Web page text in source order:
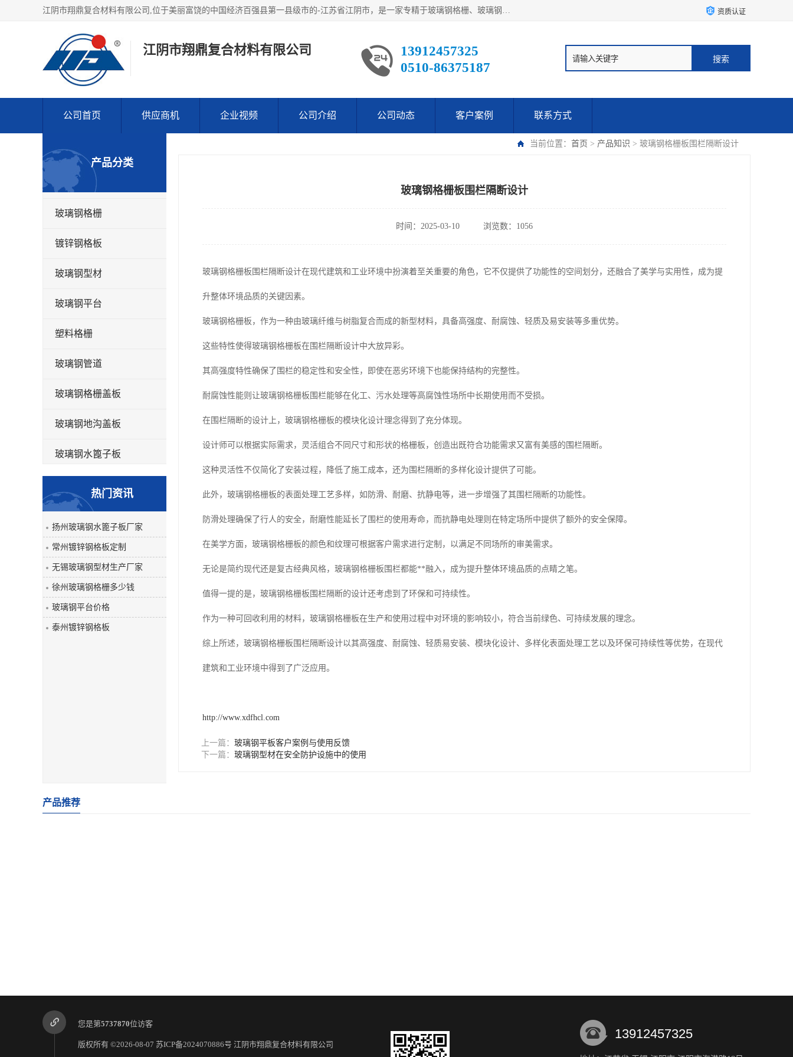
江阴市翔鼎复合材料有限公司,位于美丽富饶的中国经济百强县第一县级市的-江苏省江阴市，是一家专精于玻璃钢格栅、玻璃钢新材料,镀锌钢格板，机械设备生产制造及研发的科技型企业；公司产品已销往了世界多个国家和地区，公司人决心加倍努力愿与广大社会同仁精诚合作共创辉煌！ 资质认证
江阴市翔鼎复合材料有限公司
13912457325
0510-86375187
公司首页 供应商机 企业视频 公司介绍 公司动态 客户案例 联系方式
当前位置： 首页 > 产品知识 > 玻璃钢格栅板围栏隔断设计
产品分类
玻璃钢格栅
镀锌钢格板
玻璃钢型材
玻璃钢平台
塑料格栅
玻璃钢管道
玻璃钢格栅盖板
玻璃钢地沟盖板
玻璃钢水篦子板
玻璃钢平板
玻璃钢盖板
热门资讯
扬州玻璃钢水篦子板厂家
常州镀锌钢格板定制
无锡玻璃钢型材生产厂家
徐州玻璃钢格栅多少钱
玻璃钢平台价格
泰州镀锌钢格板
玻璃钢格栅板围栏隔断设计
时间：2025-03-10 浏览数：1056
玻璃钢格栅板围栏隔断设计在现代建筑和工业环境中扮演着至关重要的角色，它不仅提供了功能性的空间划分，还融合了美学与实用性，成为提
升整体环境品质的关键因素。
玻璃钢格栅板，作为一种由玻璃纤维与树脂复合而成的新型材料，具备高强度、耐腐蚀、轻质及易安装等多重优势。
这些特性使得玻璃钢格栅板在围栏隔断设计中大放异彩。
其高强度特性确保了围栏的稳定性和安全性，即使在恶劣环境下也能保持结构的完整性。
耐腐蚀性能则让玻璃钢格栅板围栏能够在化工、污水处理等高腐蚀性场所中长期使用而不受损。
在围栏隔断的设计上，玻璃钢格栅板的模块化设计理念得到了充分体现。
设计师可以根据实际需求，灵活组合不同尺寸和形状的格栅板，创造出既符合功能需求又富有美感的围栏隔断。
这种灵活性不仅简化了安装过程，降低了施工成本，还为围栏隔断的多样化设计提供了可能。
此外，玻璃钢格栅板的表面处理工艺多样，如防滑、耐磨、抗静电等，进一步增强了其围栏隔断的功能性。
防滑处理确保了行人的安全，耐磨性能延长了围栏的使用寿命，而抗静电处理则在特定场所中提供了额外的安全保障。
在美学方面，玻璃钢格栅板的颜色和纹理可根据客户需求进行定制，以满足不同场所的审美需求。
无论是简约现代还是复古经典风格，玻璃钢格栅板围栏都能**融入，成为提升整体环境品质的点睛之笔。
值得一提的是，玻璃钢格栅板围栏隔断的设计还考虑到了环保和可持续性。
作为一种可回收利用的材料，玻璃钢格栅板在生产和使用过程中对环境的影响较小，符合当前绿色、可持续发展的理念。
综上所述，玻璃钢格栅板围栏隔断设计以其高强度、耐腐蚀、轻质易安装、模块化设计、多样化表面处理工艺以及环保可持续性等优势，在现代
建筑和工业环境中得到了广泛应用。
http://www.xdfhcl.com
上一篇： 玻璃钢平板客户案例与使用反馈
下一篇： 玻璃钢型材在安全防护设施中的使用
产品推荐
您是第5737870位访客
版权所有 ©2026-08-07 苏ICP备2024070886号 江阴市翔鼎复合材料有限公司
13912457325